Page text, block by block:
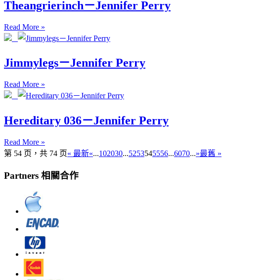
Theangrierinch－Jennifer Perry
Read More »
Jimmylegs－Jennifer Perry
Read More »
Hereditary 036－Jennifer Perry
Read More »
第 54 页，共 74 页« 最新«...102030...5253545556...6070...»最舊 »
Partners 相關合作